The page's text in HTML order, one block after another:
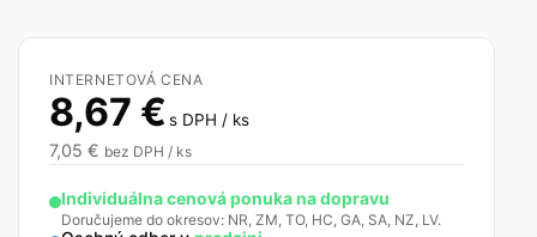
INTERNETOVÁ CENA
8,67 € s DPH / ks
7,05 € bez DPH / ks
Individuálna cenová ponuka na dopravu
Doručujeme do okresov: NR, ZM, TO, HC, GA, SA, NZ, LV.